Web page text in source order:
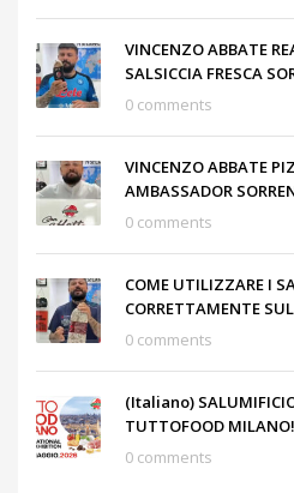
VINCENZO ABBATE
SALSICCIA FRESCA
0 comments
VINCENZO ABBATE
AMBASSADOR
0 comments
COME UTILIZZARE I
CORRETTAMENTE
0 comments
(Italiano)
TUTTOFOOD
0 comments